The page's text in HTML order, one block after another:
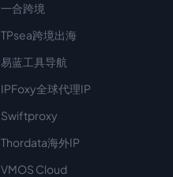
一合跨境
TPsea跨境出海
易蓝工具导航
IPFoxy全球代理IP
Swiftproxy
Thordata海外IP
VMOS Cloud